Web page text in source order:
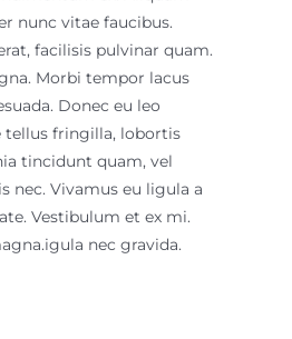
nunc vitae faucibus.
facilisis pulvinar quam.
Morbi tempor lacus
Donec eu leo
tellus fringilla, lobortis
tincidunt quam, vel
nec. Vivamus eu ligula a
Vestibulum et ex mi.
igula nec gravida.